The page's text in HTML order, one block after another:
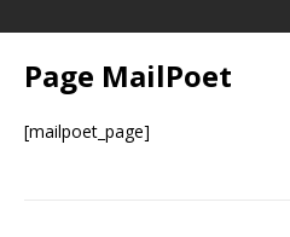
Page MailPoet
[mailpoet_page]